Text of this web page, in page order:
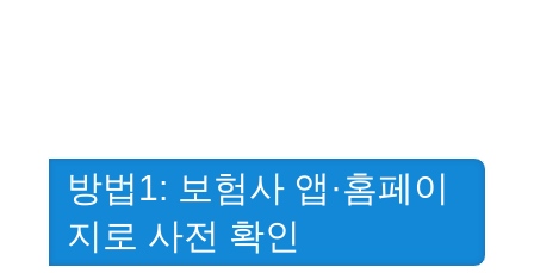
방법1: 보험사 앱·홈페이
지로 사전 확인